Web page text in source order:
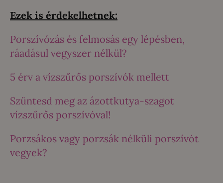
Ezek is érdekelhetnek:
Porszívózás és felmosás egy lépésben,
ráadásul vegyszer nélkül?
5 érv a vízszűrős porszívók mellett
Szüntesd meg az ázottkutya-szagot
vízszűrős porszívóval!
Porzsákos vagy porzsák nélküli porszívót
vegyek?